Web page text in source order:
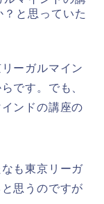
と思っていた
ーガルマイン
です。でも、
ンドの講座の
も東京リーガ
思うのですが